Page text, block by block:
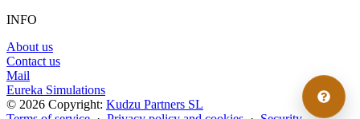
INFO
About us
Contact us
Mail
Eureka Simulations
© 2026 Copyright: Kudzu Partners SL